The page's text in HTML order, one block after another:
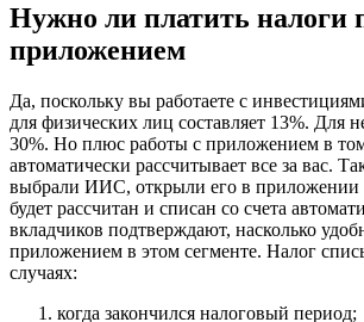
Нужно ли платить налоги
приложением
Да, поскольку вы работаете с
для физических лиц составляет 13%. Для
30%. Но плюс работы с приложением в
автоматически рассчитывает все за вас.
выбрали ИИС, открыли его в приложении
будет рассчитан и списан со счета
вкладчиков подтверждают, насколько
приложением в этом сегменте. Налог
случаях:
когда закончился налоговый период;